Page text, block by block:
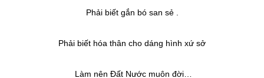
Phải biết gắn bó san sẻ .
Phải biết hóa thân cho dáng hình xứ sở
Làm nên Đất Nước muôn đời…